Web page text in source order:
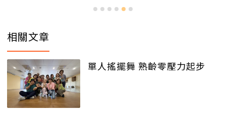
相關文章
單人搖擺舞 熟齡零壓力起步